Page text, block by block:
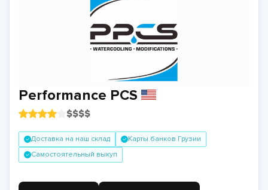
Performance PCS
$$$$
Доставка на наш склад
Карты банков Грузии
Самостоятельный выкуп